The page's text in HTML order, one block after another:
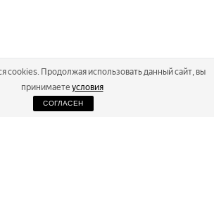
2026
cookies. Продолжая использовать данный сайт, вы
принимаете условия
СОГЛАСЕН